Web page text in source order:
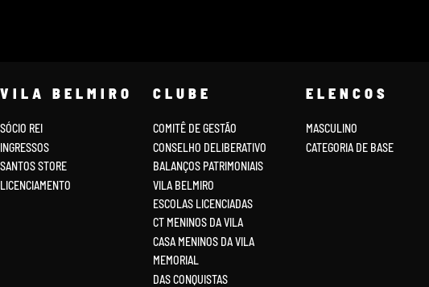
VILA BELMIRO
SÓCIO REI
INGRESSOS
SANTOS STORE
LICENCIAMENTO
CLUBE
COMITÊ DE GESTÃO
CONSELHO DELIBERATIVO
BALANÇOS PATRIMONIAIS
VILA BELMIRO
ESCOLAS LICENCIADAS
CT MENINOS DA VILA
CASA MENINOS DA VILA
MEMORIAL
DAS CONQUISTAS
ELENCOS
MASCULINO
CATEGORIA DE BASE